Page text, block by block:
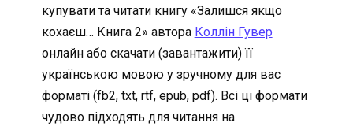
купувати та читати книгу «Залишся якщо
кохаєш… Книга 2» автора Коллін Гувер
онлайн або скачати (завантажити) її
українською мовою у зручному для вас
форматі (fb2, txt, rtf, epub, pdf). Всі ці формати
чудово підходять для читання на